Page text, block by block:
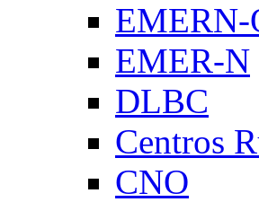
EMERN-
EMER-N
DLBC
Centros
CNO